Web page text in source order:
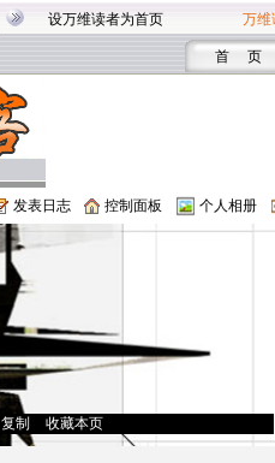
设万维读者为首页 万维
首 页
发表日志 控制面板 个人相册
复制 收藏本页